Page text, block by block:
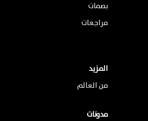
بصمات
مراجعات
المزيد
من العالم
مدونات